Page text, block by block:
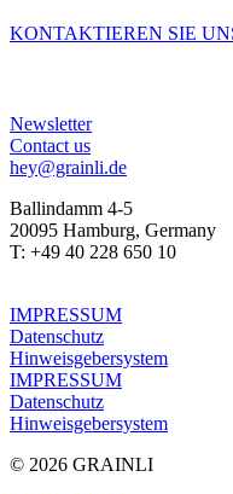
KONTAKTIEREN SIE
Newsletter
Contact us
hey@grainli.de
Ballindamm 4-5
20095 Hamburg, Germany
T: +49 40 228 650 10
IMPRESSUM
Datenschutz
Hinweis­geber­system
IMPRESSUM
Datenschutz
Hinweis­geber­system
© 2026 GRAINLI